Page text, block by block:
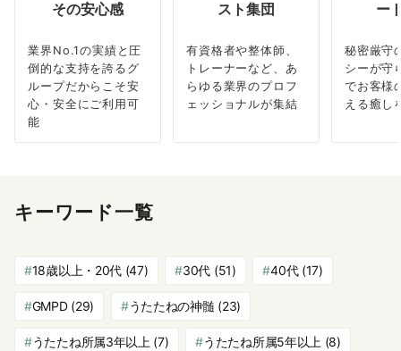
その安心感
業界No.1の実績と圧
倒的な支持を誇るグ
ループだからこそ安
心・安全にご利用可
能
スト集団
有資格者や整体師、
トレーナーなど、あ
らゆる業界のプロフ
ェッショナルが集結
ー
秘密厳守
シーが守
でお客様
える癒し
キーワード一覧
18歳以上・20代 (47) 30代 (51) 40代(17)
GMPD(29) うたたねの神髄 (23)
うたたね所属3年以上 (7) うたたね所属5年以上 (8)